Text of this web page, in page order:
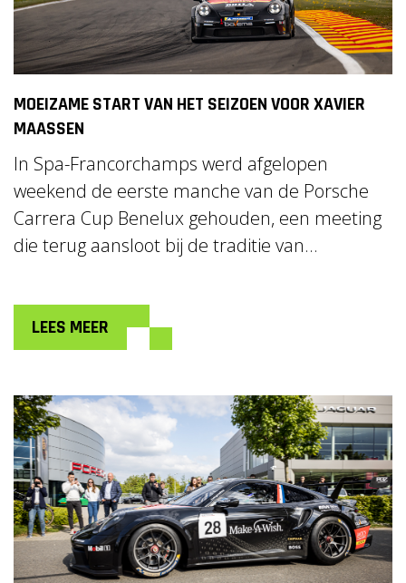
MOEIZAME START VAN HET SEIZOEN VOOR XAVIER
MAASSEN
In Spa-Francorchamps werd afgelopen
weekend de eerste manche van de Porsche
Carrera Cup Benelux gehouden, een meeting
die terug aansloot bij de traditie van...
LEES MEER